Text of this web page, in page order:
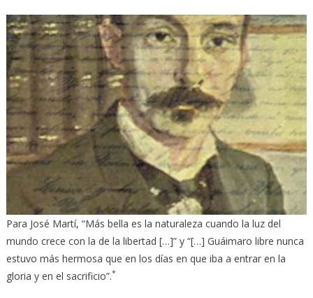
Para José Martí, “Más bella es la naturaleza cuando la luz del
mundo crece con la de la libertad […]” y “[…] Guáimaro libre nunca
estuvo más hermosa que en los días en que iba a entrar en la
gloria y en el sacrificio”.*